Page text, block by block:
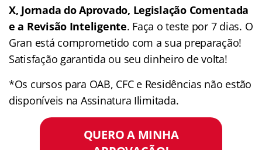
X, Jornada do Aprovado, Legislação Comentada
e a Revisão Inteligente. Faça o teste por 7 dias. O
Gran está comprometido com a sua preparação!
Satisfação garantida ou seu dinheiro de volta!
*Os cursos para OAB, CFC e Residências não estão
disponíveis na Assinatura Ilimitada.
QUERO A MINHA